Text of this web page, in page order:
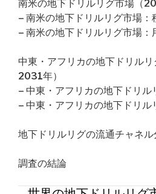
南米の地下ドリルリグ市場（
– 南米の地下ドリルリグ市場：
– 南米の地下ドリルリグ市場：
中東・アフリカの地下ドリル
2031年）
– 中東・アフリカの地下ドリル
– 中東・アフリカの地下ドリル
地下ドリルリグの流通チャネル
調査の結論